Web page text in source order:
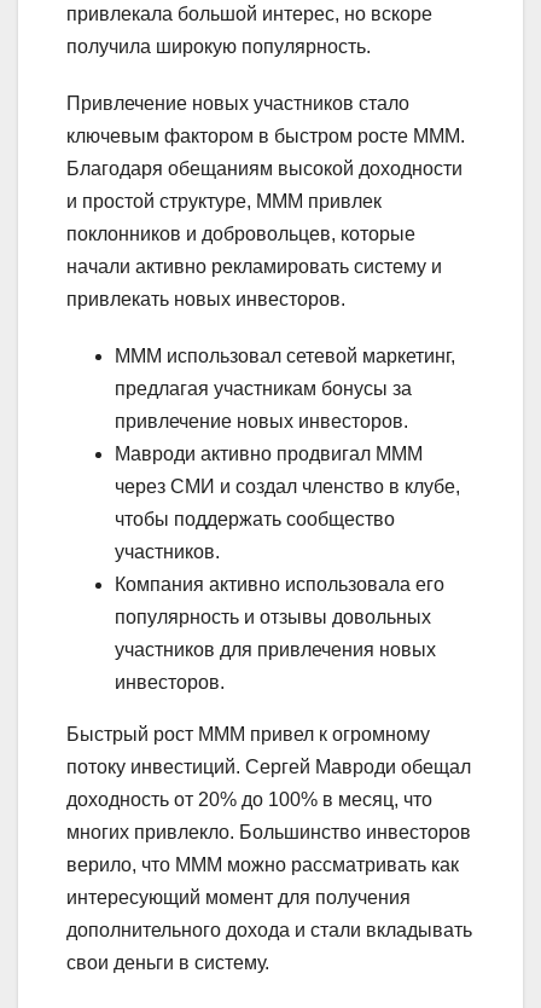
привлекала большой интерес, но вскоре
получила широкую популярность.
Привлечение новых участников стало
ключевым фактором в быстром росте МММ.
Благодаря обещаниям высокой доходности
и простой структуре, МММ привлек
поклонников и добровольцев, которые
начали активно рекламировать систему и
привлекать новых инвесторов.
МММ использовал сетевой маркетинг,
предлагая участникам бонусы за
привлечение новых инвесторов.
Мавроди активно продвигал МММ
через СМИ и создал членство в клубе,
чтобы поддержать сообщество
участников.
Компания активно использовала его
популярность и отзывы довольных
участников для привлечения новых
инвесторов.
Быстрый рост МММ привел к огромному
потоку инвестиций. Сергей Мавроди обещал
доходность от 20% до 100% в месяц, что
многих привлекло. Большинство инвесторов
верило, что МММ можно рассматривать как
интересующий момент для получения
дополнительного дохода и стали вкладывать
свои деньги в систему.